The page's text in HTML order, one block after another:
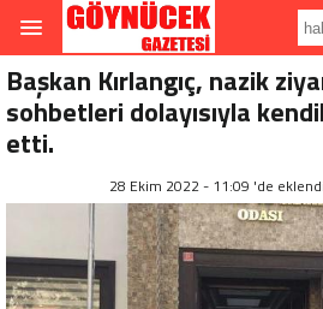
Başkan Kırlangıç, nazik
sohbetleri dolayısıyla
etti.
28 Ekim 2022 - 11:09 'de